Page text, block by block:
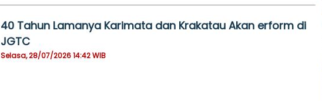
40 Tahun Lamanya Karimata dan Krakatau Akan erform di
JGTC
Selasa, 28/07/2026 14:42 WIB